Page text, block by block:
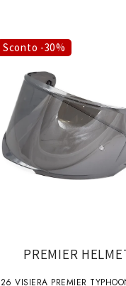
Sconto -30%
PREMIER
26 VISIERA PREMIER